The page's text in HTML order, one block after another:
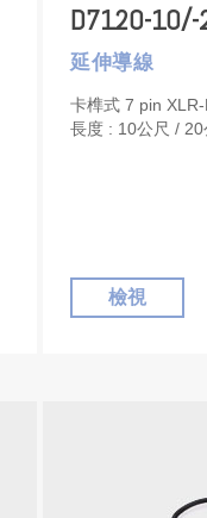
D7120-10/-
延伸導線
卡榫式 7 pin
長度 : 10公尺 /
檢視